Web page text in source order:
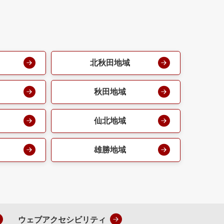
北秋田地域
秋田地域
仙北地域
雄勝地域
ウェブアクセシビリティ